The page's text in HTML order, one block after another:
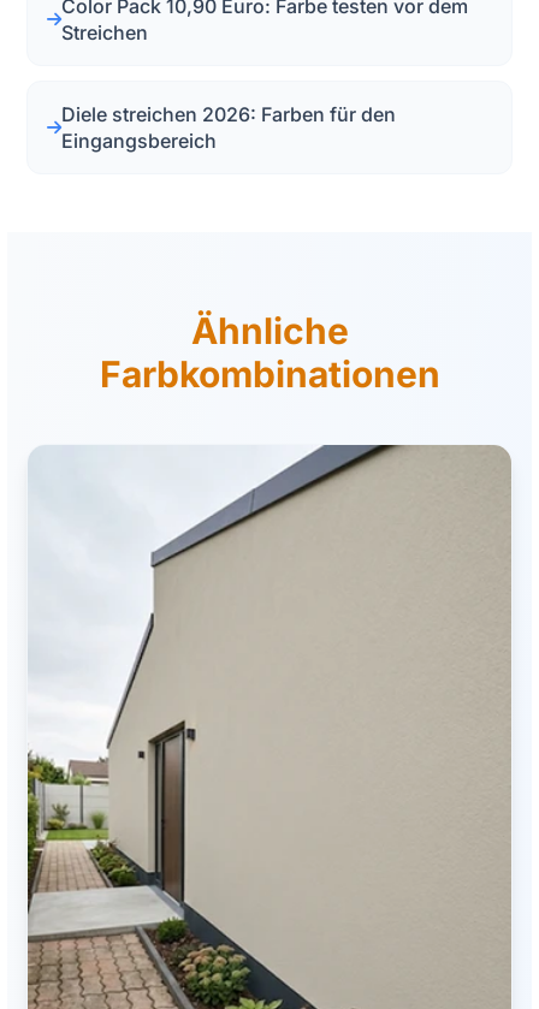
Color Pack 10,90 Euro: Farbe testen vor dem
Streichen
Diele streichen 2026: Farben für den
Eingangsbereich
Ähnliche
Farbkombinationen